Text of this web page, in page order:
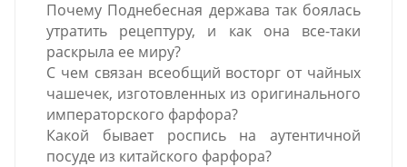
Почему Поднебесная держава так боялась
утратить рецептуру, и как она все-таки
раскрыла ее миру?
С чем связан всеобщий восторг от чайных
чашечек, изготовленных из оригинального
императорского фарфора?
Какой бывает роспись на аутентичной
посуде из китайского фарфора?